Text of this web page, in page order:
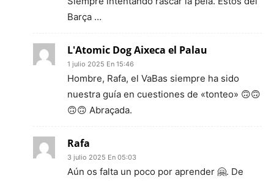
Barça …
L'Atomic Dog Aixeca el Palau
1 julio 2025 En 15:46
Hombre, Rafa, el VaBas siempre ha sido
nuestra guía en cuestiones de «tonteo» 🙃🙃
🙃🙃 Abraçada.
Rafa
3 julio 2025 En 05:03
Aún os falta un poco por aprender 🤗. De